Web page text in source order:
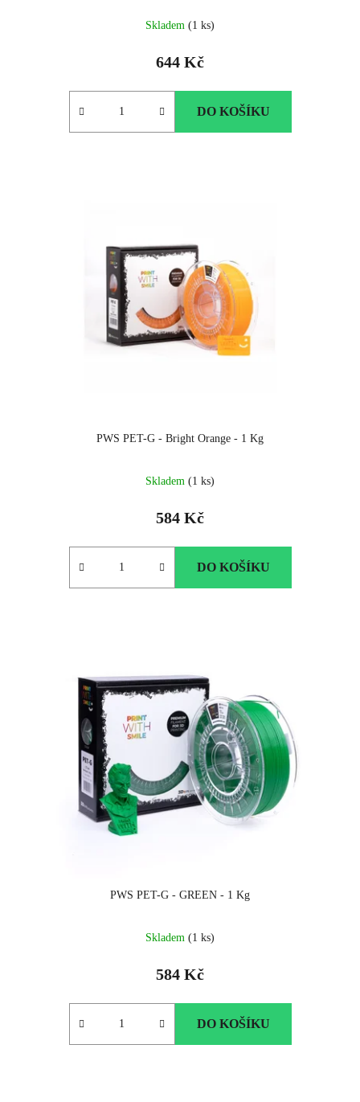
Skladem (1 ks)
644 Kč
DO KOŠÍKU
PWS PET-G - Bright Orange - 1 Kg
Skladem (1 ks)
584 Kč
DO KOŠÍKU
PWS PET-G - GREEN - 1 Kg
Skladem (1 ks)
584 Kč
DO KOŠÍKU